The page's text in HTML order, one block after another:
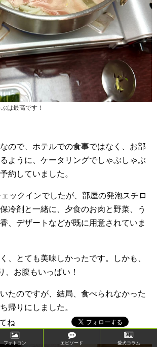
ね
は最高です！
ので、ホテルでの食事ではなく、お部
ように、ケータリングでしゃぶしゃぶ
約していました。
ックインでしたが、部屋の発泡スチロ
冷剤と一緒に、夕食のお肉と野菜、う
、デザートなどが既に用意されていま
、とても美味しかったです。しかも、
、お腹もいっぱい！
たのですが、結局、食べられなかった
帰りにしました。
フォトコン エピソード 愛犬コラム